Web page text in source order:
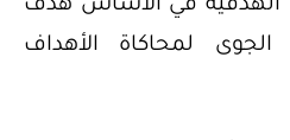
“طابا- 1 / 2 ” الهدفية في الأساس هدف
لمحاكاة الأهداف